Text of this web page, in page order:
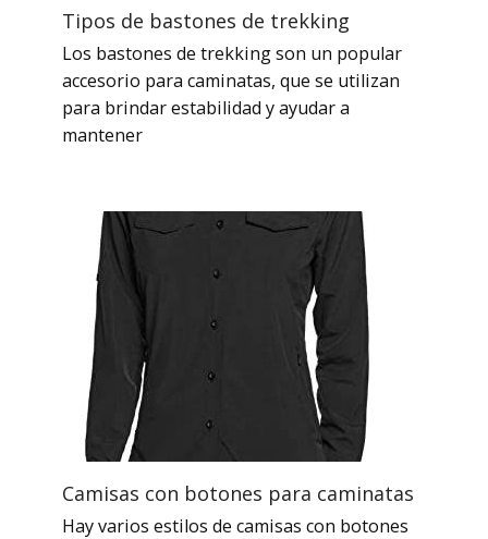
Tipos de bastones de trekking
Los bastones de trekking son un popular
accesorio para caminatas, que se utilizan
para brindar estabilidad y ayudar a
mantener
Camisas con botones para caminatas
Hay varios estilos de camisas con botones